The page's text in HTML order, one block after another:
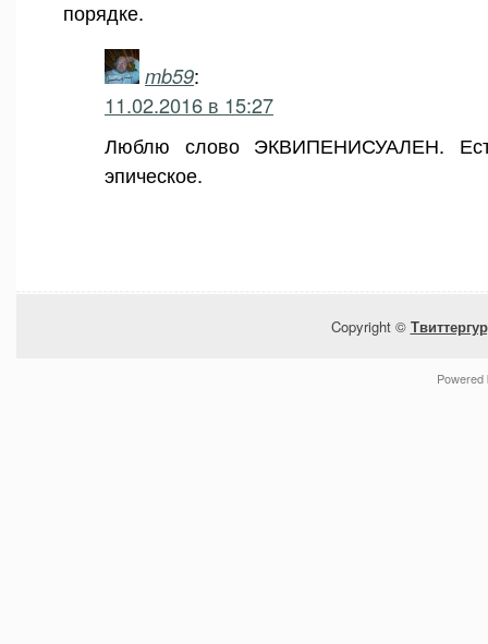
порядке.
mb59:
11.02.2016 в 15:27
Люблю слово ЭКВИПЕНИСУАЛЕН.
эпическое.
Copyright ©